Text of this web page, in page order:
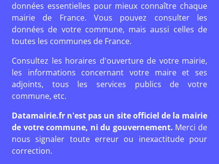
données essentielles pour mieux connaître chaque
mairie de France. Vous pouvez consulter les
données de votre commune, mais aussi celles de
toutes les communes de France.
Consultez les horaires d'ouverture de votre mairie,
les informations concernant votre maire et ses
adjoints, tous les services publics de votre
commune, etc.
Datamairie.fr n'est pas un site officiel de la mairie
de votre commune, ni du gouvernement. Merci de
nous signaler toute erreur ou inexactitude pour
correction.